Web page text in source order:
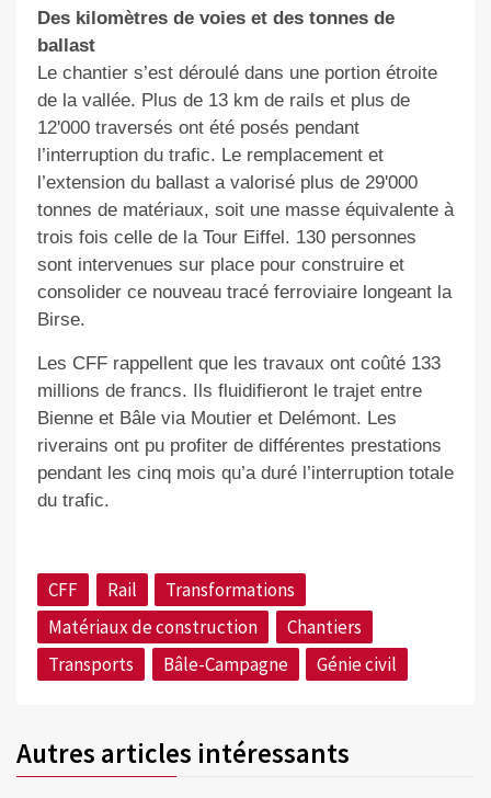
Des kilomètres de voies et des tonnes de
ballast
Le chantier s’est déroulé dans une portion étroite
de la vallée. Plus de 13 km de rails et plus de
12'000 traversés ont été posés pendant
l’interruption du trafic. Le remplacement et
l’extension du ballast a valorisé plus de 29'000
tonnes de matériaux, soit une masse équivalente à
trois fois celle de la Tour Eiffel. 130 personnes
sont intervenues sur place pour construire et
consolider ce nouveau tracé ferroviaire longeant la
Birse.
Les CFF rappellent que les travaux ont coûté 133
millions de francs. Ils fluidifieront le trajet entre
Bienne et Bâle via Moutier et Delémont. Les
riverains ont pu profiter de différentes prestations
pendant les cinq mois qu’a duré l’interruption totale
du trafic.
CFF Rail
Transformations
Matériaux de construction
Chantiers
Transports
Bâle-Campagne Génie civil
Autres articles intéressants